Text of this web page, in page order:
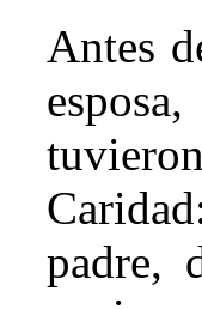
Antes
padre,